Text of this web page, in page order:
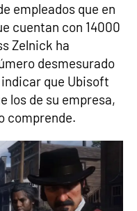
empleados que en
cuentan con 14000
Zelnick ha
desmesurado
que Ubisoft
los de su empresa,
comprende.